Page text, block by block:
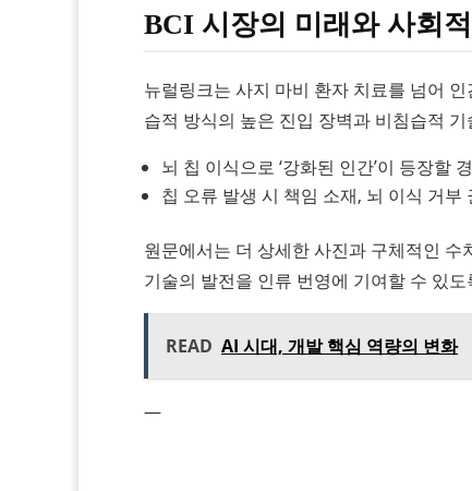
BCI 시장의 미래와 사회
뉴럴링크는 사지 마비 환자 치료를 넘어
습적 방식의 높은 진입 장벽과 비침습적
뇌 칩 이식으로 ‘강화된 인간’이 등장할
칩 오류 발생 시 책임 소재, 뇌 이식 거부
원문에서는 더 상세한 사진과 구체적인
기술의 발전을 인류 번영에 기여할 수 있
READ AI 시대, 개발 핵심 역량의 변화
—